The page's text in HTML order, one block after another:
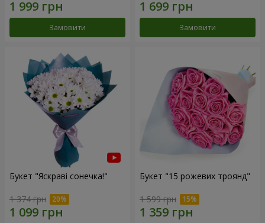
Замовити Замовити
Букет "Яскраві сонечка!"
1 374 грн
Букет "15 рожевих троянд"
1 599 грн